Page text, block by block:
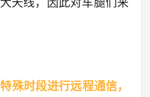
天线，因此对车腿们来
殊时段进行远程通信，